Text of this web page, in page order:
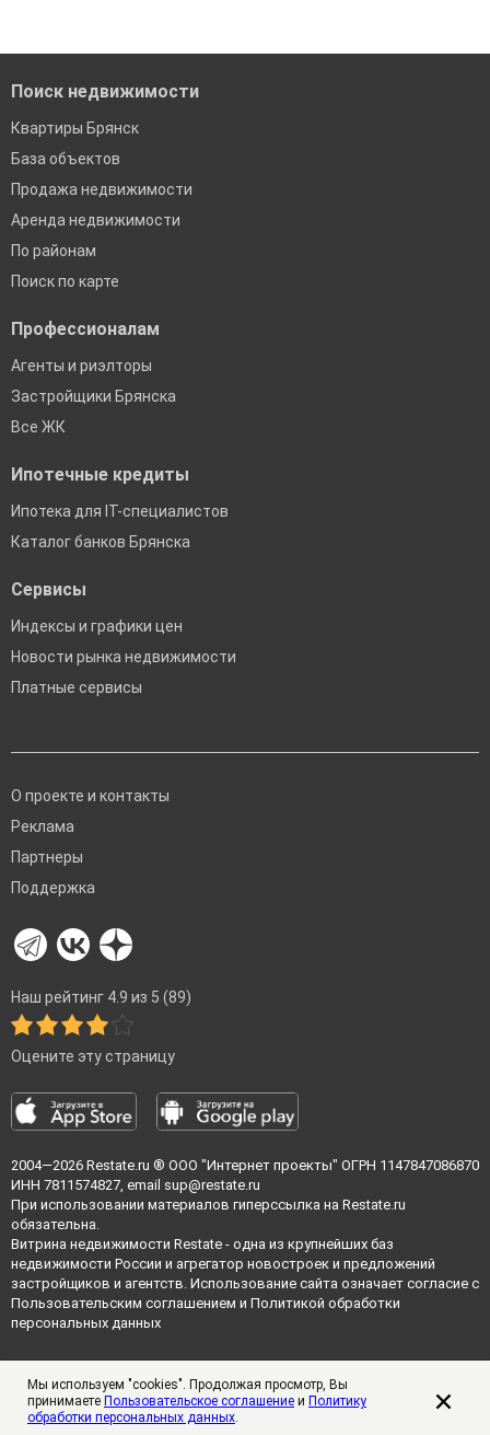
Поиск недвижимости
Квартиры Брянск
База объектов
Продажа недвижимости
Аренда недвижимости
По районам
Поиск по карте
Профессионалам
Агенты и риэлторы
Застройщики Брянска
Все ЖК
Ипотечные кредиты
Ипотека для IT-специалистов
Каталог банков Брянска
Сервисы
Индексы и графики цен
Новости рынка недвижимости
Платные сервисы
О проекте и контакты
Реклама
Партнеры
Поддержка
Наш рейтинг 4.9 из 5 (89)
Оцените эту страницу
2004—2026 Restate.ru ® ООО "Интернет проекты" ОГРН 1147847086870
ИНН 7811574827, email sup@restate.ru
При использовании материалов гиперссылка на Restate.ru
обязательна.
Витрина недвижимости Restate - одна из крупнейших баз
недвижимости России и агрегатор новостроек и предложений
застройщиков и агентств. Использование сайта означает согласие с
Пользовательским соглашением и Политикой обработки
персональных данных
Мы используем "cookies". Продолжая просмотр, Вы
принимаете Пользовательское соглашение и Политику
обработки персональных данных.